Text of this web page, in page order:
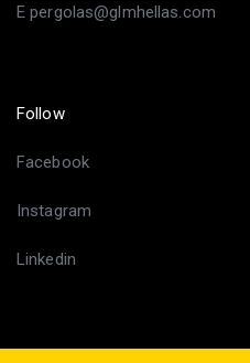
E pergolas@glmhellas.com
Follow
Facebook
Instagram
Linkedin